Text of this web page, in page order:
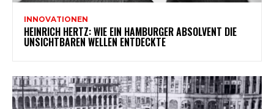
INNOVATIONEN
HEINRICH HERTZ: WIE EIN HAMBURGER ABSOLVENT DIE
UNSICHTBAREN WELLEN ENTDECKTE